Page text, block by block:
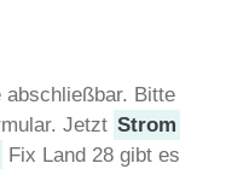
Bitte
Jetzt Strom
Fix Land 28 gibt es